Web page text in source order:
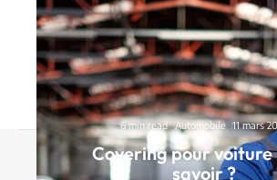
6 min read Automobile 11 mars
Covering pour voiture
savoir ?
Contact Mentions Légales